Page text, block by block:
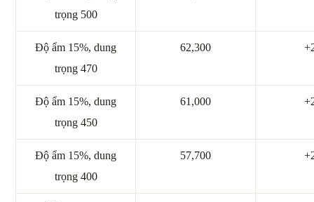
trọng 500
Độ ẩm 15%, dung
trọng 470
62,300
Độ ẩm 15%, dung
trọng 450
61,000
Độ ẩm 15%, dung
trọng 400
57,700